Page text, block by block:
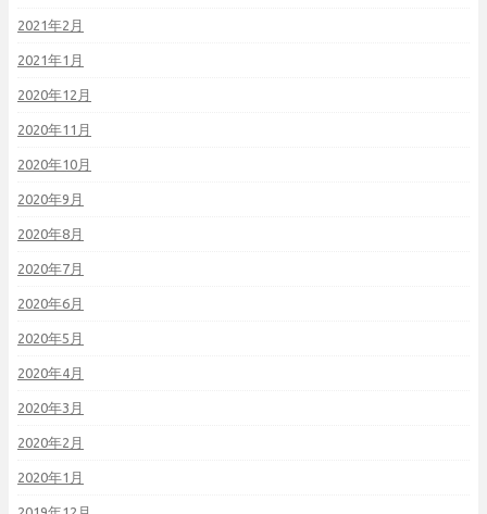
2021年2月
2021年1月
2020年12月
2020年11月
2020年10月
2020年9月
2020年8月
2020年7月
2020年6月
2020年5月
2020年4月
2020年3月
2020年2月
2020年1月